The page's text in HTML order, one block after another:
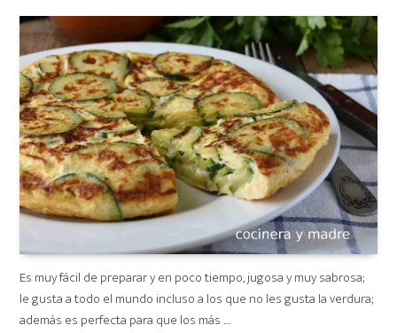
Es muy fácil de preparar y en poco tiempo, jugosa y muy sabrosa;
le gusta a todo el mundo incluso a los que no les gusta la verdura;
además es perfecta para que los más …